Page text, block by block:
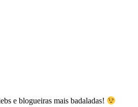
e blogueiras mais badaladas!